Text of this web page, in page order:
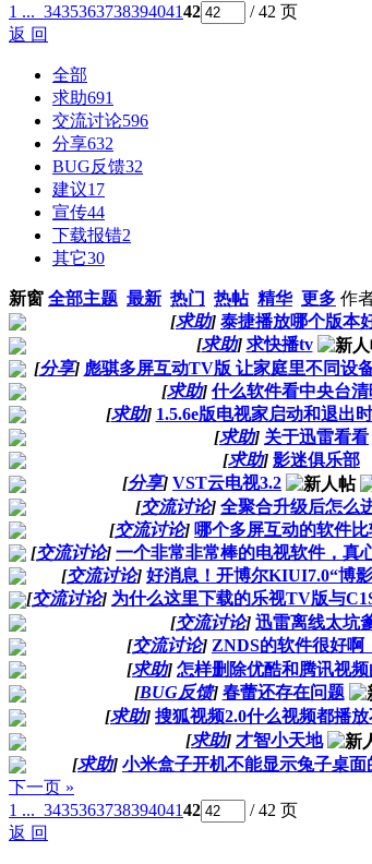
1 ... 343536373839404142
/ 42 页
返 回
全部
求助691
交流讨论596
分享632
BUG反馈32
建议17
宣传44
下载报错2
其它30
新窗 全部主题 最新 热门 热帖 精华 更多 作
[求助] 泰捷播放哪个版本
[求助] 求快播tv
[分享] 彪骐多屏互动TV版 让家庭里不同设
[求助] 什么软件看中央台清
[求助] 1.5.6e版电视家启动和退出
[求助] 关于迅雷看看
[求助] 影迷俱乐部
[分享] VST云电视3.2
[交流讨论] 全聚合升级后怎么
[交流讨论] 哪个多屏互动的软件
[交流讨论] 一个非常非常棒的电视软件，真
[交流讨论] 好消息！开博尔KIUI7.0“博
[交流讨论] 为什么这里下载的乐视TV版与
[交流讨论] 迅雷离线太坑
[交流讨论] ZNDS的软件很好啊
[求助] 怎样删除优酷和腾讯视
[BUG反馈] 春蕾还存在问题
[求助] 搜狐视频2.0什么视频都播放
[求助] 才智小天地
[求助] 小米盒子开机不能显示兔子桌面
下一页 »
1 ... 343536373839404142
/ 42 页
返 回